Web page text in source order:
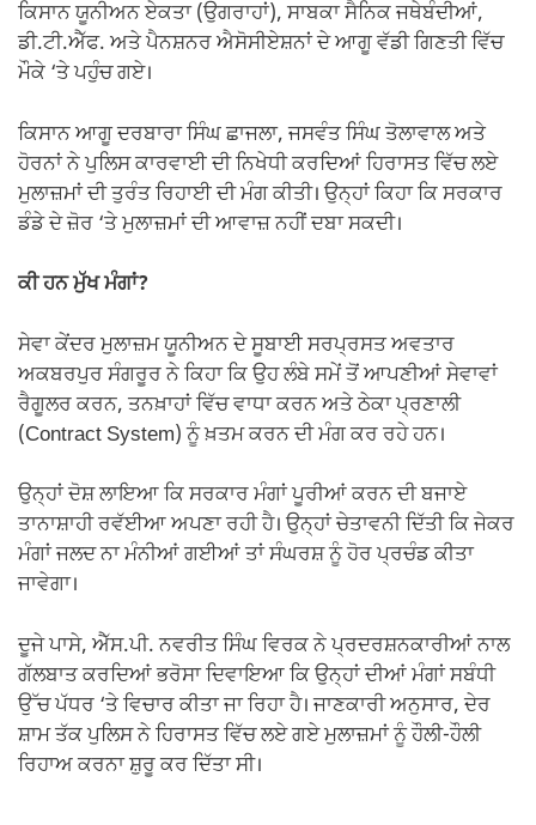
ਕਿਸਾਨ ਯੂਨੀਅਨ ਏਕਤਾ (ਉਗਰਾਹਾਂ), ਸਾਬਕਾ ਸੈਨਿਕ ਜਥੇਬੰਦੀਆਂ,
ਡੀ.ਟੀ.ਐੱਫ. ਅਤੇ ਪੈਨਸ਼ਨਰ ਐਸੋਸੀਏਸ਼ਨਾਂ ਦੇ ਆਗੂ ਵੱਡੀ ਗਿਣਤੀ ਵਿੱਚ
ਮੌਕੇ ‘ਤੇ ਪਹੁੰਚ ਗਏ।
ਕਿਸਾਨ ਆਗੂ ਦਰਬਾਰਾ ਸਿੰਘ ਛਾਜਲਾ, ਜਸਵੰਤ ਸਿੰਘ ਤੋਲਾਵਾਲ ਅਤੇ
ਹੋਰਨਾਂ ਨੇ ਪੁਲਿਸ ਕਾਰਵਾਈ ਦੀ ਨਿਖੇਧੀ ਕਰਦਿਆਂ ਹਿਰਾਸਤ ਵਿੱਚ ਲਏ
ਮੁਲਾਜ਼ਮਾਂ ਦੀ ਤੁਰੰਤ ਰਿਹਾਈ ਦੀ ਮੰਗ ਕੀਤੀ। ਉਨ੍ਹਾਂ ਕਿਹਾ ਕਿ ਸਰਕਾਰ
ਡੰਡੇ ਦੇ ਜ਼ੋਰ ‘ਤੇ ਮੁਲਾਜ਼ਮਾਂ ਦੀ ਆਵਾਜ਼ ਨਹੀਂ ਦਬਾ ਸਕਦੀ।
ਕੀ ਹਨ ਮੁੱਖ ਮੰਗਾਂ?
ਸੇਵਾ ਕੇਂਦਰ ਮੁਲਾਜ਼ਮ ਯੂਨੀਅਨ ਦੇ ਸੂਬਾਈ ਸਰਪ੍ਰਸਤ ਅਵਤਾਰ
ਅਕਬਰਪੁਰ ਸੰਗਰੂਰ ਨੇ ਕਿਹਾ ਕਿ ਉਹ ਲੰਬੇ ਸਮੇਂ ਤੋਂ ਆਪਣੀਆਂ ਸੇਵਾਵਾਂ
ਰੈਗੂਲਰ ਕਰਨ, ਤਨਖ਼ਾਹਾਂ ਵਿੱਚ ਵਾਧਾ ਕਰਨ ਅਤੇ ਠੇਕਾ ਪ੍ਰਣਾਲੀ
(Contract System) ਨੂੰ ਖ਼ਤਮ ਕਰਨ ਦੀ ਮੰਗ ਕਰ ਰਹੇ ਹਨ।
ਉਨ੍ਹਾਂ ਦੋਸ਼ ਲਾਇਆ ਕਿ ਸਰਕਾਰ ਮੰਗਾਂ ਪੂਰੀਆਂ ਕਰਨ ਦੀ ਬਜਾਏ
ਤਾਨਾਸ਼ਾਹੀ ਰਵੱਈਆ ਅਪਣਾ ਰਹੀ ਹੈ। ਉਨ੍ਹਾਂ ਚੇਤਾਵਨੀ ਦਿੱਤੀ ਕਿ ਜੇਕਰ
ਮੰਗਾਂ ਜਲਦ ਨਾ ਮੰਨੀਆਂ ਗਈਆਂ ਤਾਂ ਸੰਘਰਸ਼ ਨੂੰ ਹੋਰ ਪ੍ਰਚੰਡ ਕੀਤਾ
ਜਾਵੇਗਾ।
ਦੂਜੇ ਪਾਸੇ, ਐੱਸ.ਪੀ. ਨਵਰੀਤ ਸਿੰਘ ਵਿਰਕ ਨੇ ਪ੍ਰਦਰਸ਼ਨਕਾਰੀਆਂ ਨਾਲ
ਗੱਲਬਾਤ ਕਰਦਿਆਂ ਭਰੋਸਾ ਦਿਵਾਇਆ ਕਿ ਉਨ੍ਹਾਂ ਦੀਆਂ ਮੰਗਾਂ ਸਬੰਧੀ
ਉੱਚ ਪੱਧਰ ‘ਤੇ ਵਿਚਾਰ ਕੀਤਾ ਜਾ ਰਿਹਾ ਹੈ। ਜਾਣਕਾਰੀ ਅਨੁਸਾਰ, ਦੇਰ
ਸ਼ਾਮ ਤੱਕ ਪੁਲਿਸ ਨੇ ਹਿਰਾਸਤ ਵਿੱਚ ਲਏ ਗਏ ਮੁਲਾਜ਼ਮਾਂ ਨੂੰ ਹੌਲੀ-ਹੌਲੀ
ਰਿਹਾਅ ਕਰਨਾ ਸ਼ੁਰੂ ਕਰ ਦਿੱਤਾ ਸੀ।